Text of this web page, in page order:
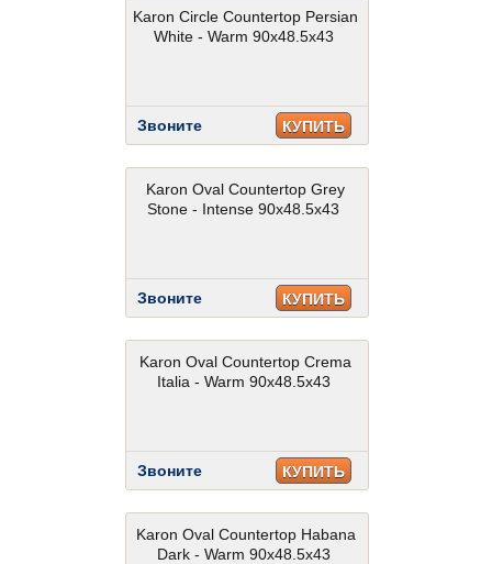
Karon Circle Countertop Persian
White - Warm 90x48.5x43
Звоните КУПИТЬ
Karon Oval Countertop Grey
Stone - Intense 90x48.5x43
Звоните КУПИТЬ
Karon Oval Countertop Crema
Italia - Warm 90x48.5x43
Звоните КУПИТЬ
Karon Oval Countertop Habana
Dark - Warm 90x48.5x43